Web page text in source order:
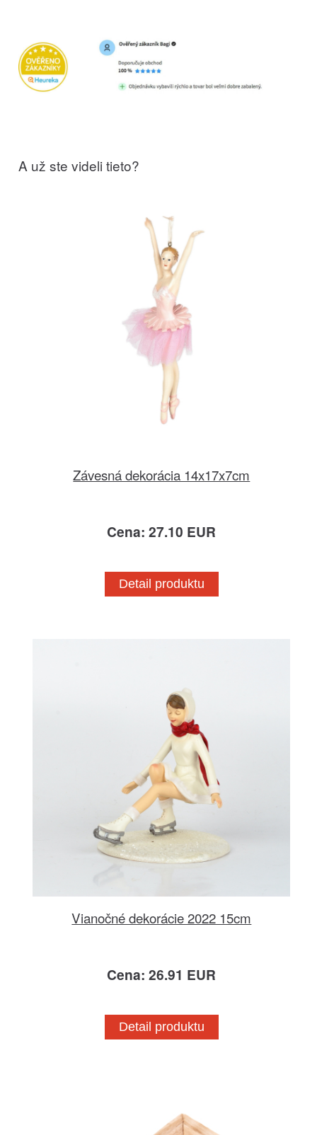
A už ste videli tieto?
Závesná dekorácia 14x17x7cm
Cena: 27.10 EUR
Detail produktu
Vianočné dekorácie 2022 15cm
Cena: 26.91 EUR
Detail produktu